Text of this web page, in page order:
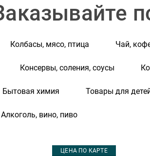
Колбасы, мясо, птица Чай,
Консервы, соления, соусы
Бытовая химия Товары для
Алкоголь, вино, пиво
ЦЕНА ПО КАРТЕ